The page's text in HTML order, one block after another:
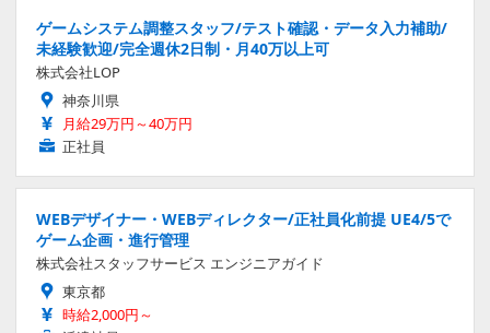
ゲームシステム調整スタッフ/テスト確認・データ入力補助/
未経験歓迎/完全週休2日制・月40万以上可
株式会社LOP
神奈川県
月給29万円～40万円
正社員
WEBデザイナー・WEBディレクター/正社員化前提 UE4/5で
ゲーム企画・進行管理
株式会社スタッフサービス エンジニアガイド
東京都
時給2,000円～